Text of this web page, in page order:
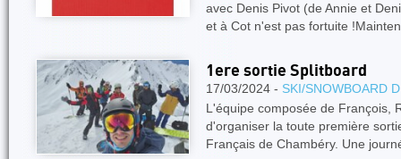
avec Denis Pivot (de Annie et
et à Cot n'est pas fortuite
1ere sortie Splitboard
17/03/2024 - SKI/SNOWBOARD
L'équipe composée de François,
d'organiser la toute première
Français de Chambéry. Une